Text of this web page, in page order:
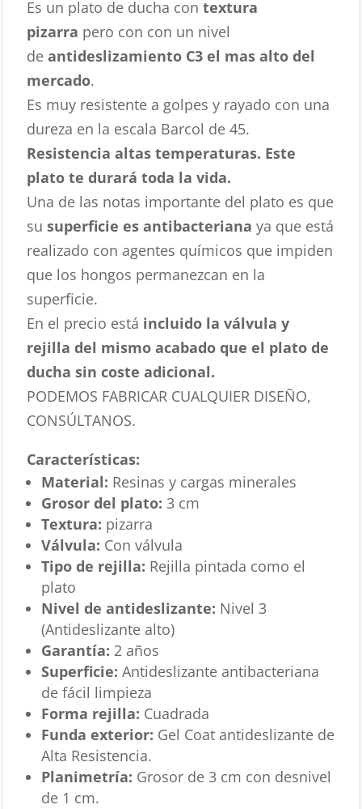
Es un plato de ducha con textura
pizarra pero con con un nivel
deantideslizamiento C3 el mas alto del
mercado.
Es muy resistente a golpes y rayado con una
dureza en la escala Barcol de 45.
Resistencia altas temperaturas. Este
plato te durará toda la vida.
Una de las notas importante del plato es que
susuperficie es antibacterianaya que está
realizado con agentes químicos que impiden
que los hongos permanezcan en la
superficie.
En el precio está incluido la válvula y
rejilla del mismo acabado que el plato de
ducha sin coste adicional.
PODEMOS FABRICAR CUALQUIER DISEÑO,
CONSÚLTANOS.
Características:
Material: Resinas y cargas minerales
Grosor del plato: 3 cm
Textura: pizarra
Válvula: Con válvula
Tipo de rejilla: Rejilla pintada como el
plato
Nivel de antideslizante: Nivel 3
(Antideslizante alto)
Garantía: 2 años
Superficie: Antideslizante antibacteriana
de fácil limpieza
Forma rejilla: Cuadrada
Funda exterior: Gel Coat antideslizante de
Alta Resistencia.
Planimetría: Grosor de 3 cm con desnivel
de 1 cm.